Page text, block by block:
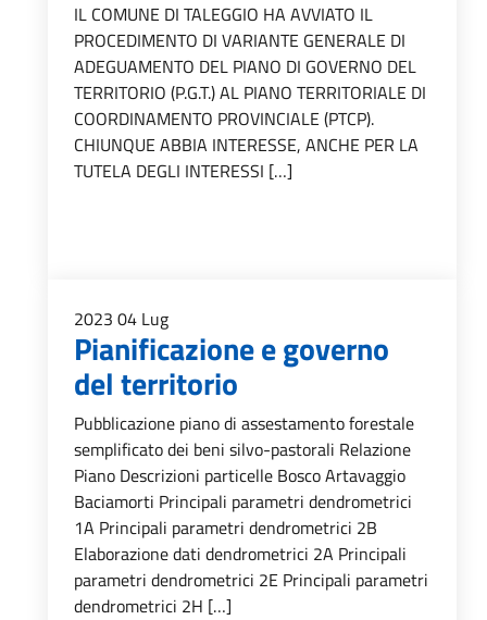
IL COMUNE DI TALEGGIO HA AVVIATO IL
PROCEDIMENTO DI VARIANTE GENERALE DI
ADEGUAMENTO DEL PIANO DI GOVERNO DEL
TERRITORIO (P.G.T.) AL PIANO TERRITORIALE DI
COORDINAMENTO PROVINCIALE (PTCP).
CHIUNQUE ABBIA INTERESSE, ANCHE PER LA
TUTELA DEGLI INTERESSI […]
2023 04 Lug
Pianificazione e governo
del territorio
Pubblicazione piano di assestamento forestale
semplificato dei beni silvo-pastorali Relazione
Piano Descrizioni particelle Bosco Artavaggio
Baciamorti Principali parametri dendrometrici
1A Principali parametri dendrometrici 2B
Elaborazione dati dendrometrici 2A Principali
parametri dendrometrici 2E Principali parametri
dendrometrici 2H […]